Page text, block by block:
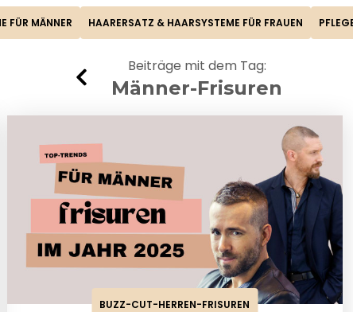
FAQ
Farbkarte
FÜR MÄNNER HAARERSATZ & HAARSYSTEME FÜR FRAUEN
Beiträge mit dem Tag:
Männer-Frisuren
BUZZ-CUT-HERREN-FRISUREN